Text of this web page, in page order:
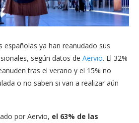
españolas ya han reanudado sus
según datos de Aervio. El 32%
tras el verano y el 15% no
o no saben si van a realizar aún
por Aervio, el 63% de las